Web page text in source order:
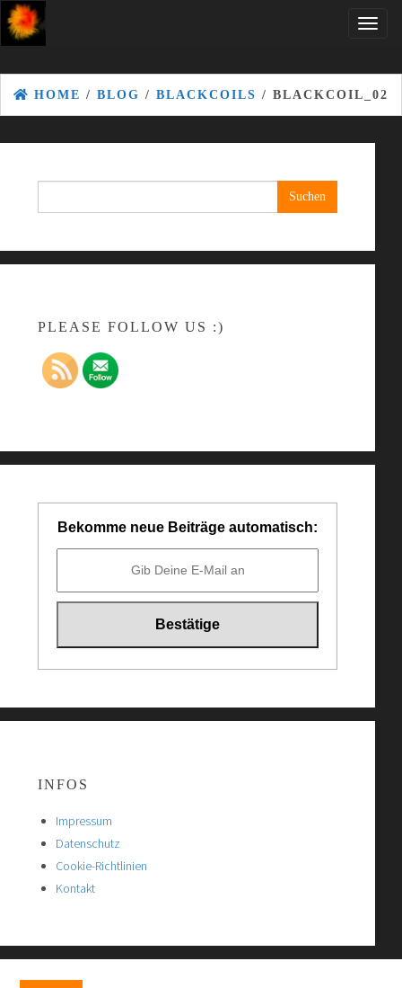
Skip
to
content
Toggle
HOME / BLOG / BLACKCOILS / BLACKCOIL_02
nach:
PLEASE FOLLOW US :)
Bekomme neue Beiträge automatisch:
INFOS
Impressum
Datenschutz
Cookie-Richtlinien
Kontakt